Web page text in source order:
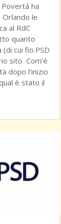
ha
le
al RdC
quanto
cui fio.PSD
sito Com’è
dopo l’inizio
è stato il